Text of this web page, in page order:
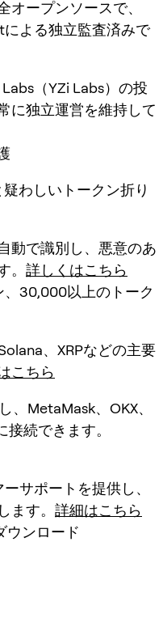
オープンソースで、
よる独立監査済みで
（YZi Labs）の投
に独立運営を維持して
わしいトークン折り
動で識別し、悪意のあ
。 詳しくはこちら
30,000以上のトーク
、XRPなどの主要
こちら
MetaMask、OKX、
続できます。
サポートを提供し、
ます。 詳細はこちら
ウンロード